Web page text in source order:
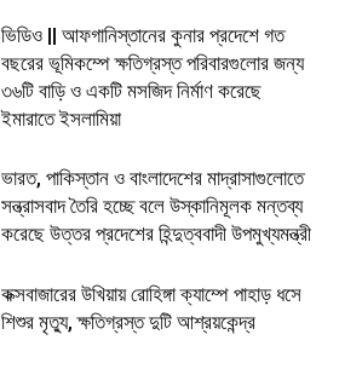
ভিডিও || আফগানিস্তানের কুনার প্রদেশে গত
বছরের ভূমিকম্পে ক্ষতিগ্রস্ত পরিবারগুলোর জন্য
৩৬টি বাড়ি ও একটি মসজিদ নির্মাণ করেছে
ইমারাতে ইসলামিয়া
ভারত, পাকিস্তান ও বাংলাদেশের মাদ্রাসাগুলোতে
সন্ত্রাসবাদ তৈরি হচ্ছে বলে উস্কানিমূলক মন্তব্য
করেছে উত্তর প্রদেশের হিন্দুত্ববাদী উপমুখ্যমন্ত্রী
কক্সবাজারের উখিয়ায় রোহিঙ্গা ক্যাম্পে পাহাড় ধসে
শিশুর মৃত্যু, ক্ষতিগ্রস্ত দুটি আশ্রয়কেন্দ্র